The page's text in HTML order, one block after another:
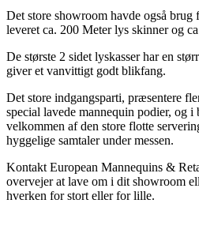
Det store showroom havde også brug
leveret ca. 200 Meter lys skinner og
De største 2 sidet lyskasser har en
giver et vanvittigt godt blikfang.
Det store indgangsparti, præsentere
special lavede mannequin podier, og i
velkommen af den store flotte
hyggelige samtaler under messen.
Kontakt European Mannequins &
overvejer at lave om i dit showroom
hverken for stort eller for lille.